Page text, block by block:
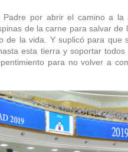
por abrir el camino a la
de la carne para salvar de
de la vida. Y suplicó para que
esta tierra y soportar
para no volver a